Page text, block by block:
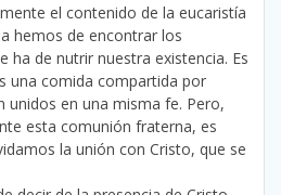
el contenido de la eucaristía
hemos de encontrar los
ha de nutrir nuestra existencia. Es
una comida compartida por
unidos en una misma fe. Pero,
esta comunión fraterna, es
la unión con Cristo, que se